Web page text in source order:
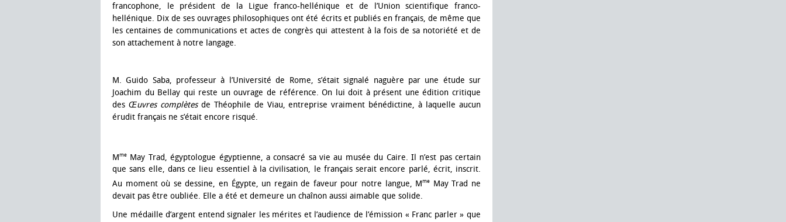
francophone, le président de la Ligue franco-hellénique et de l’Union scientifique franco-
hellénique. Dix de ses ouvrages philosophiques ont été écrits et publiés en français, de même que
les centaines de communications et actes de congrès qui attestent à la fois de sa notoriété et de
son attachement à notre langage.
M. Guido Saba, professeur à l’Université de Rome, s’était signalé naguère par une étude sur
Joachim du Bellay qui reste un ouvrage de référence. On lui doit à présent une édition critique
des Œuvres complètes de Théophile de Viau, entreprise vraiment bénédictine, à laquelle aucun
érudit français ne s’était encore risqué.
Mme May Trad, égyptologue égyptienne, a consacré sa vie au musée du Caire. Il n’est pas certain
que sans elle, dans ce lieu essentiel à la civilisation, le français serait encore parlé, écrit, inscrit.
Au moment où se dessine, en Égypte, un regain de faveur pour notre langue, Mme
May Trad ne
devait pas être oubliée. Elle a été et demeure un chaînon aussi aimable que solide.
Une médaille d’argent entend signaler les mérites et l’audience de l’émission « Franc parler » que